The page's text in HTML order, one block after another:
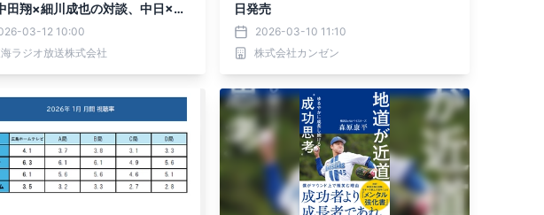
田翔×細川成也の対談、中日×De
ケットプレゼントも
03-12 10:00
ラジオ放送株式会社
日発売
2026-03-10 11:10
株式会社カンゼン